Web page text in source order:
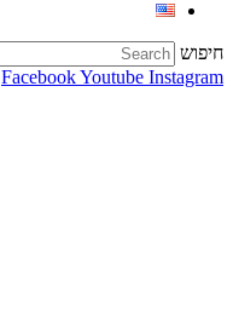
חיפוש
FacebookYoutube Instagram